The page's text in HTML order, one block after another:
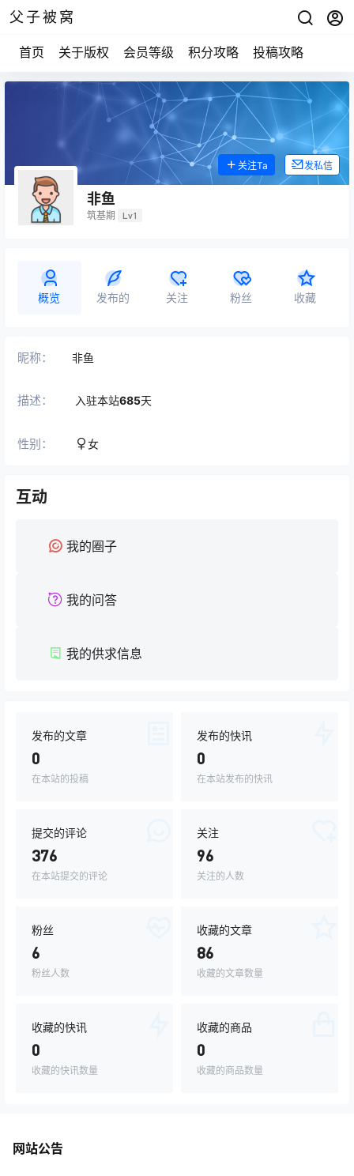
父子被窝
首页 关于版权 会员等级 积分攻略 投稿攻略
非鱼
筑基期 Lv1
关注Ta 发私信
概览 发布的 关注 粉丝 收藏
昵称： 非鱼
描述： 入驻本站685天
性别： 女
互动
我的圈子
我的问答
我的供求信息
发布的文章
0
在本站的投稿
发布的快讯
0
在本站发布的快讯
提交的评论
376
在本站提交的评论
关注
96
关注的人数
粉丝
6
粉丝人数
收藏的文章
86
收藏的文章数量
收藏的快讯
0
收藏的快讯数量
收藏的商品
0
收藏的商品数量
网站公告